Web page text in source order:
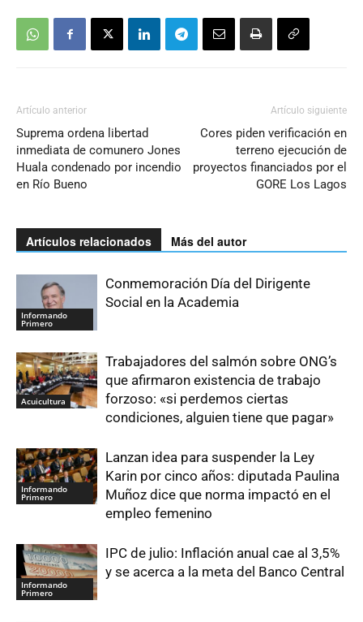
Artículo anterior
Suprema ordena libertad
inmediata de comunero Jones
Huala condenado por incendio
en Río Bueno
Artículo siguiente
Cores piden verificación en
terreno ejecución de
proyectos financiados por el
GORE Los Lagos
Artículos relacionados Más del autor
Informando
Primero
Conmemoración Día del Dirigente
Social en la Academia
Acuicultura
Trabajadores del salmón sobre ONG’s
que afirmaron existencia de trabajo
forzoso: «si perdemos ciertas
condiciones, alguien tiene que pagar»
Informando
Primero
Lanzan idea para suspender la Ley
Karin por cinco años: diputada Paulina
Muñoz dice que norma impactó en el
empleo femenino
Informando
Primero
IPC de julio: Inflación anual cae al 3,5%
y se acerca a la meta del Banco Central